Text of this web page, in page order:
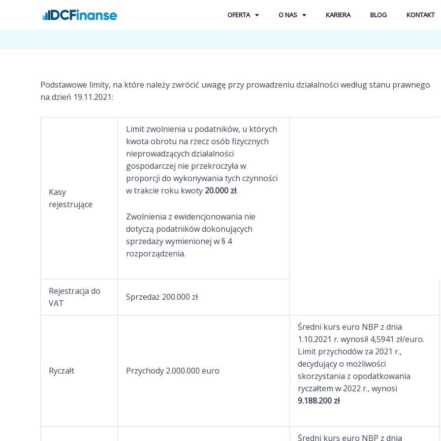
OFERTA O NAS KARIERA BLOG KONTAKT
27 listopada, 2021Prowadzenie działalności
Podstawowe limity dla przedsiębiorców
Podstawowe limity, na które należy zwrócić uwagę przy prowadzeniu działalności według stanu prawnego
na dzień 19.11.2021:
Kasy
rejestrujące
Limit zwolnienia u podatników, u których
kwota obrotu na rzecz osób fizycznych
nieprowadzących działalności
gospodarczej nie przekroczyła w
proporcji do wykonywania tych czynności
w trakcie roku kwoty 20.000 zł.
Zwolnienia z ewidencjonowania nie
dotyczą podatników dokonujących
sprzedaży wymienionej w § 4
rozporządzenia.
Rejestracja do
VAT
Sprzedaż 200.000 zł
Ryczałt Przychody 2.000.000 euro
Średni kurs euro NBP z dnia
1.10.2021 r. wynosił 4,5941 zł/euro.
Limit przychodów za 2021 r.,
decydujący o możliwości
skorzystania z opodatkowania
ryczałtem w 2022 r., wynosi
9.188.200 zł
Średni kurs euro NBP z dnia